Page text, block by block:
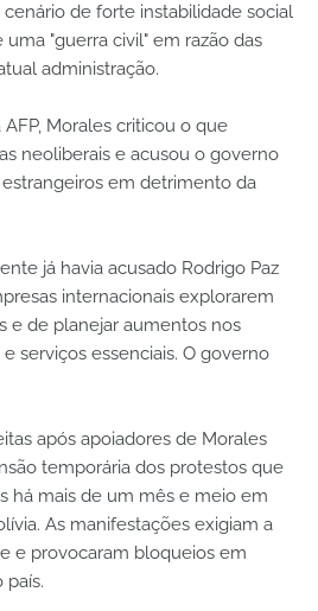
de forte instabilidade social
"guerra civil" em razão das
administração.
Morales criticou o que
neoliberais e acusou o governo
em detrimento da
já havia acusado Rodrigo Paz
internacionais explorarem
e de planejar aumentos nos
serviços essenciais. O governo
após apoiadores de Morales
temporária dos protestos que
há mais de um mês e meio em
As manifestações exigiam a
e provocaram bloqueios em
país.